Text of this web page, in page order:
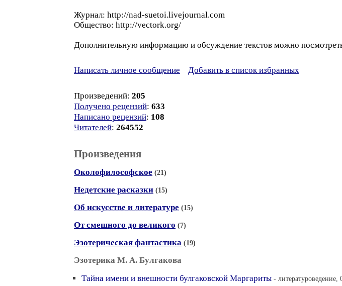
Журнал: http://nad-suetoi.livejournal.com
Общество: http://vectork.org/
Дополнительную информацию и обсуждение текстов можно
Написать личное сообщение Добавить в список избранных
Произведений: 205
Получено рецензий: 633
Написано рецензий: 108
Читателей: 264552
Произведения
Околофилософское (21)
Недетские расказки (15)
Об искусстве и литературе (15)
От смешного до великого (7)
Эзотерическая фантастика (19)
Эзотерика М. А. Булгакова
Тайна имени и внешности булгаковской Маргариты - литературоведение,